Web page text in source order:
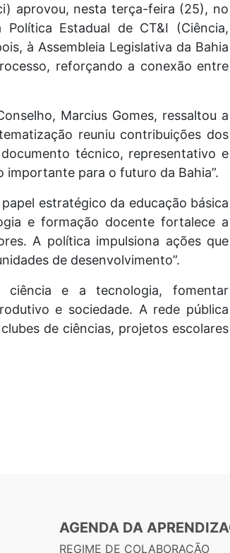
aprovou, nesta terça-feira (25), no
Estadual de CT&I (Ciência,
à Assembleia Legislativa da Bahia
reforçando a conexão entre
Marcius Gomes, ressaltou a
reuniu contribuições dos
técnico, representativo e
importante para o futuro da Bahia”.
estratégico da educação básica
e formação docente fortalece a
A política impulsiona ações que
de desenvolvimento”.
ciência e a tecnologia, fomentar
e sociedade. A rede pública
de ciências, projetos escolares
AGENDA DA
REGIME DE COLABORAÇÃO